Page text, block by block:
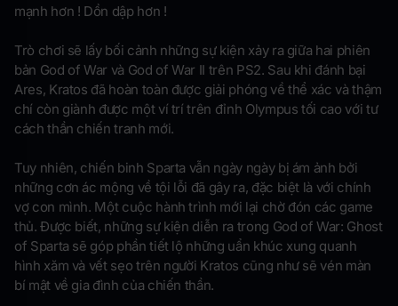
mạnh hơn ! Dồn dập hơn !
Trò chơi sẽ lấy bối cảnh những sự kiện xảy ra giữa hai phiên
bản God of War và God of War II trên PS2. Sau khi đánh bại
Ares, Kratos đã hoàn toàn được giải phóng về thể xác và thậm
chí còn giành được một ví trí trên đỉnh Olympus tối cao với tư
cách thần chiến tranh mới.
Tuy nhiên, chiến binh Sparta vẫn ngày ngày bị ám ảnh bởi
những cơn ác mộng về tội lỗi đã gây ra, đặc biệt là với chính
vợ con mình. Một cuộc hành trình mới lại chờ đón các game
thủ. Được biết, những sự kiện diễn ra trong God of War: Ghost
of Sparta sẽ góp phần tiết lộ những uẩn khúc xung quanh
hình xăm và vết sẹo trên người Kratos cũng như sẽ vén màn
bí mật về gia đình của chiến thần.